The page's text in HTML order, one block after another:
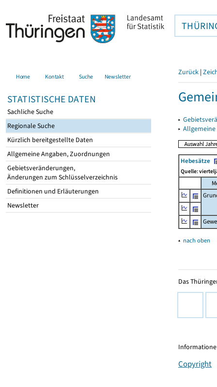
Home Kontakt Suche Newsletter
STATISTISCHE DATEN
Sachliche Suche
Regionale Suche
Kürzlich bereitgestellte Daten
Allgemeine Angaben, Zuordnungen
Gebietsveränderungen,
Änderungen zum Schlüsselverzeichnis
Definitionen und Erläuterungen
Newsletter
Zurück |
▸
▸
Hebesätze
Quelle:
▴ nach oben
Das
Copyright